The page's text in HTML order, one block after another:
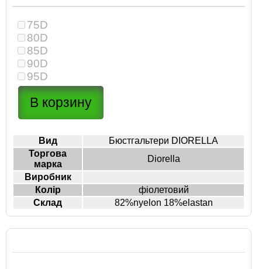
75D
80D
85D
90D
95D
Вид
Бюстгальтери DIORELLA
Торгова
марка
Diorella
Виробник
Колір
фіолетовий
Склад
82%nyelon 18%elastan